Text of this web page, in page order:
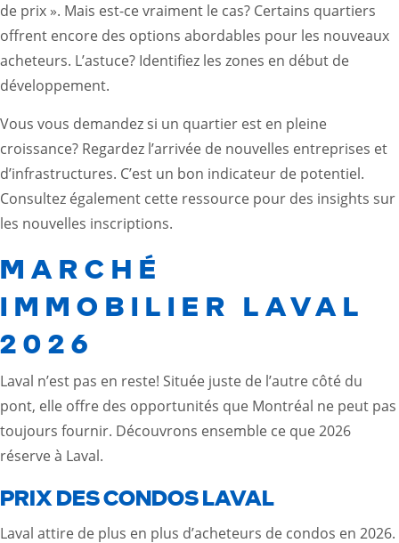
de prix ». Mais est-ce vraiment le cas? Certains quartiers
offrent encore des options abordables pour les nouveaux
acheteurs. L’astuce? Identifiez les zones en début de
développement.
Vous vous demandez si un quartier est en pleine
croissance? Regardez l’arrivée de nouvelles entreprises et
d’infrastructures. C’est un bon indicateur de potentiel.
Consultez également cette ressource pour des insights sur
les nouvelles inscriptions.
MARCHÉ
IMMOBILIER LAVAL
2026
Laval n’est pas en reste! Située juste de l’autre côté du
pont, elle offre des opportunités que Montréal ne peut pas
toujours fournir. Découvrons ensemble ce que 2026
réserve à Laval.
PRIX DES CONDOS LAVAL
Laval attire de plus en plus d’acheteurs de condos en 2026.